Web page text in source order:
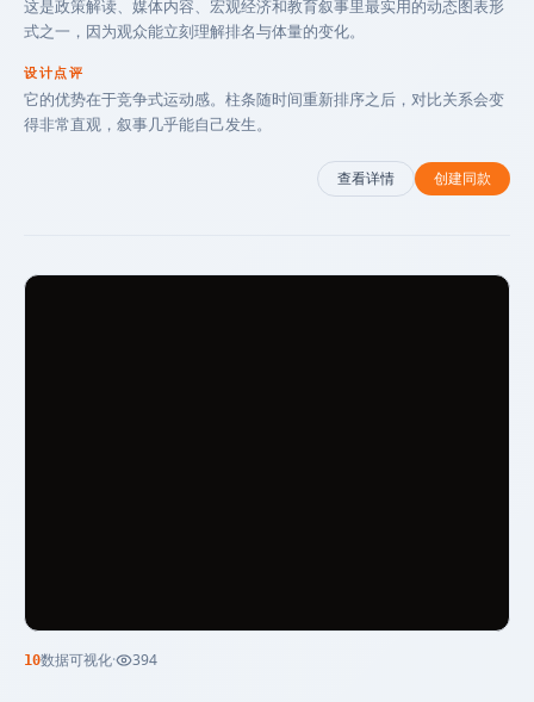
这是政策解读、媒体内容、宏观经济和教育叙事里最实用的动态图表形
式之一，因为观众能立刻理解排名与体量的变化。
设计点评
它的优势在于竞争式运动感。柱条随时间重新排序之后，对比关系会变
得非常直观，叙事几乎能自己发生。
查看详情 创建同款
10数据可视化· 394